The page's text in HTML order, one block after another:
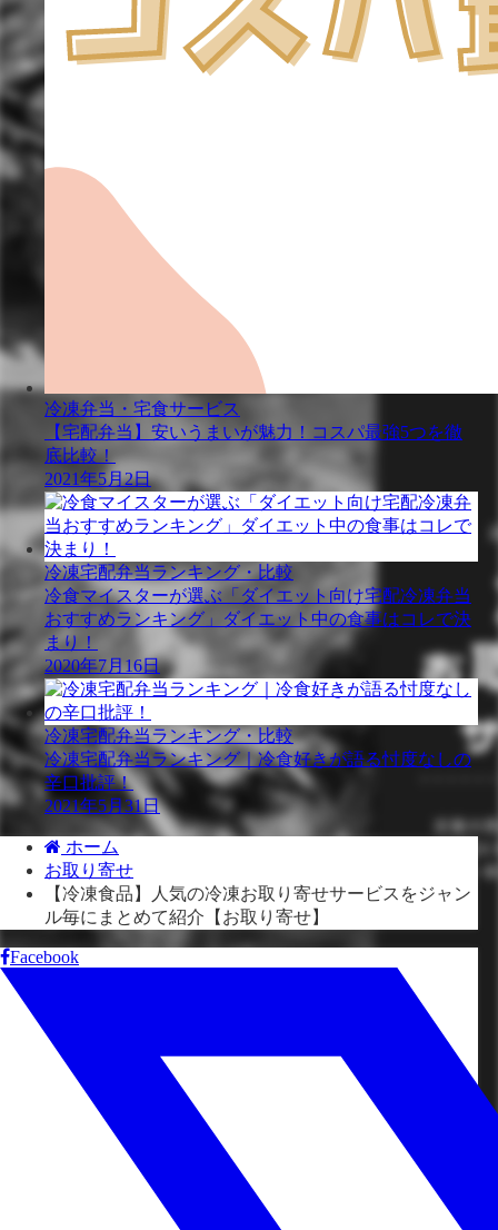
冷凍弁当・宅食サービス
【宅配弁当】安いうまいが魅力！コスパ最強5つを徹
底比較！
2021年5月2日
冷凍宅配弁当ランキング・比較
冷食マイスターが選ぶ「ダイエット向け宅配冷凍弁当
おすすめランキング」ダイエット中の食事はコレで決
まり！
2020年7月16日
冷凍宅配弁当ランキング・比較
冷凍宅配弁当ランキング｜冷食好きが語る忖度なしの
辛口批評！
2021年5月31日
ホーム
お取り寄せ
【冷凍食品】人気の冷凍お取り寄せサービスをジャン
ル毎にまとめて紹介【お取り寄せ】
Facebook